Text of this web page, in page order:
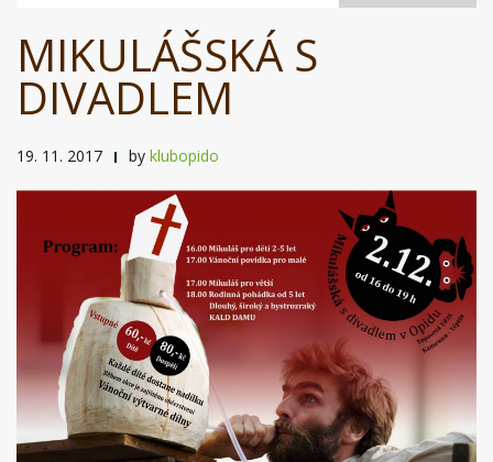
MIKULÁŠSKÁ S
DIVADLEM
19. 11. 2017 by klubopido